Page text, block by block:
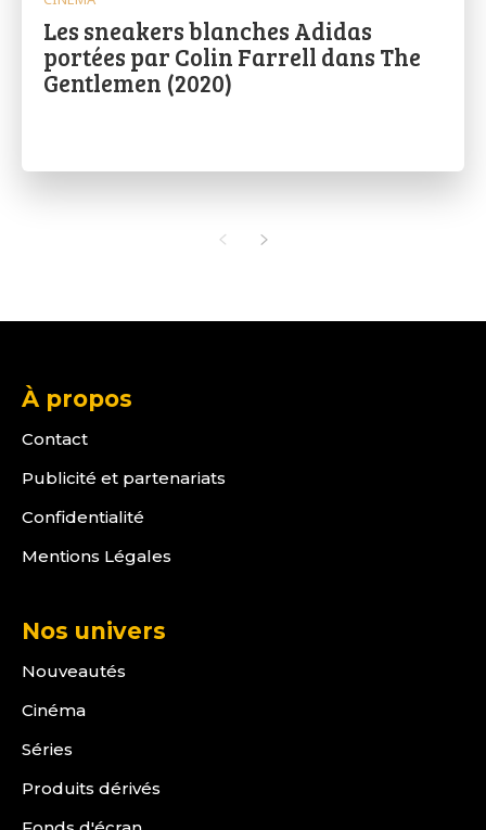
Les sneakers blanches Adidas
portées par Colin Farrell dans The
Gentlemen (2020)
À propos
Contact
Publicité et partenariats
Confidentialité
Mentions Légales
Nos univers
Nouveautés
Cinéma
Séries
Produits dérivés